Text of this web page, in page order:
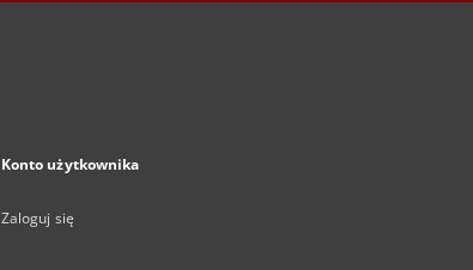
Konto użytkownika
Zaloguj się